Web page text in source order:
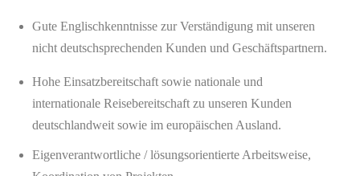
Gute Englischkenntnisse zur Verständigung mit unseren
nicht deutschsprechenden Kunden und Geschäftspartnern.
Hohe Einsatzbereitschaft sowie nationale und
internationale Reisebereitschaft zu unseren Kunden
deutschlandweit sowie im europäischen Ausland.
Eigenverantwortliche / lösungsorientierte Arbeitsweise,